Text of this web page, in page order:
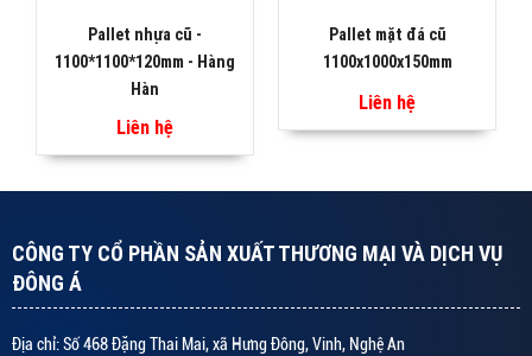
Pallet nhựa cũ -
1100*1100*120mm - Hàng
Hàn
Liên hệ
Pallet mặt đá cũ
1100x1000x150mm
Liên hệ
CÔNG TY CỔ PHẦN SẢN XUẤT THƯƠNG MẠI VÀ DỊCH VỤ
ĐÔNG Á
Địa chỉ: Số 468 Đặng Thai Mai, xã Hưng Đông, Vinh, Nghệ An